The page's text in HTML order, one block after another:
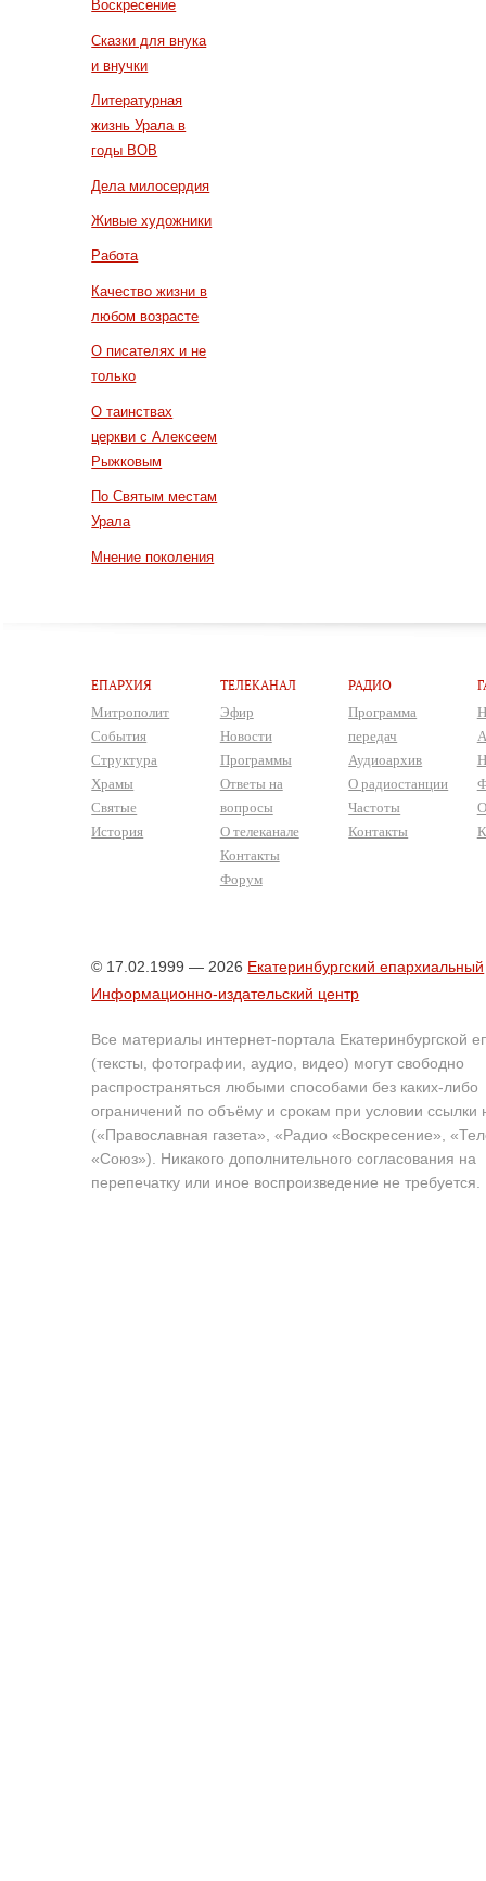
Воскресение
Сказки для внука
и внучки
Литературная
жизнь Урала в
годы ВОВ
Дела милосердия
Живые художники
Работа
Качество жизни в
любом возрасте
О писателях и не
только
О таинствах
церкви с Алексеем
Рыжковым
По Святым местам
Урала
Мнение поколения
ЕПАРХИЯ
Митрополит
События
Структура
Храмы
Святые
История
ТЕЛЕКАНАЛ
Эфир
Новости
Программы
Ответы на
вопросы
О телеканале
Контакты
Форум
РАДИО
Программа
передач
Аудиоархив
О радиостанции
Частоты
Контакты
© 17.02.1999 — 2026 Екатеринбургский епархиальный
Информационно-издательский центр
Все материалы интернет-портала Екатеринбургской
(тексты, фотографии, аудио, видео) могут свободно
распространяться любыми способами без каких-либо
ограничений по объёму и срокам при условии ссылки
(«Православная газета», «Радио «Воскресение»,
«Союз»). Никакого дополнительного согласования на
перепечатку или иное воспроизведение не требуется.